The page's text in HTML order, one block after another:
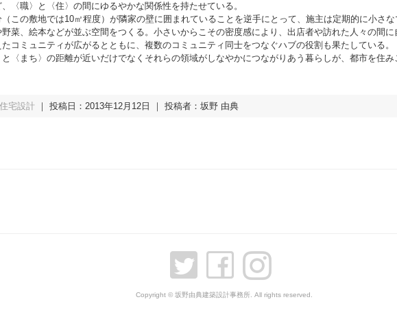
〈職〉と〈住〉の間にゆるやかな関係性を持たせている。
この敷地では10㎡程度）が隣家の壁に囲まれていることを逆手にとって、施主は定期的に小さ
菜、絵本などが並ぶ空間をつくる。小さいからこその密度感により、出店者や訪れた人々の間
コミュニティが広がるとともに、複数のコミュニティ同士をつなぐハブの役割も果たしている。
〈まち〉の距離が近いだけでなくそれらの領域がしなやかにつながりあう暮らしが、都市を住
住宅設計 ｜ 投稿日：2013年12月12日 ｜ 投稿者：坂野 由典
Copyright © 坂野由典建築設計事務所. All rights reserved.